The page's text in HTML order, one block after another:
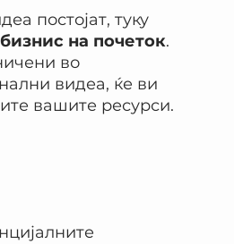
постојат, туку
на почеток.
во
видеа, ќе ви
вашите ресурси.